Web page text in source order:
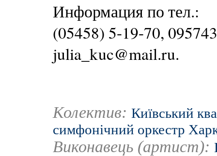
Информация по тел.:
(05458) 5-19-70,
julia_kuc@mail.ru.
Колектив: Київський
симфонічний оркестр
Виконавець (артист):